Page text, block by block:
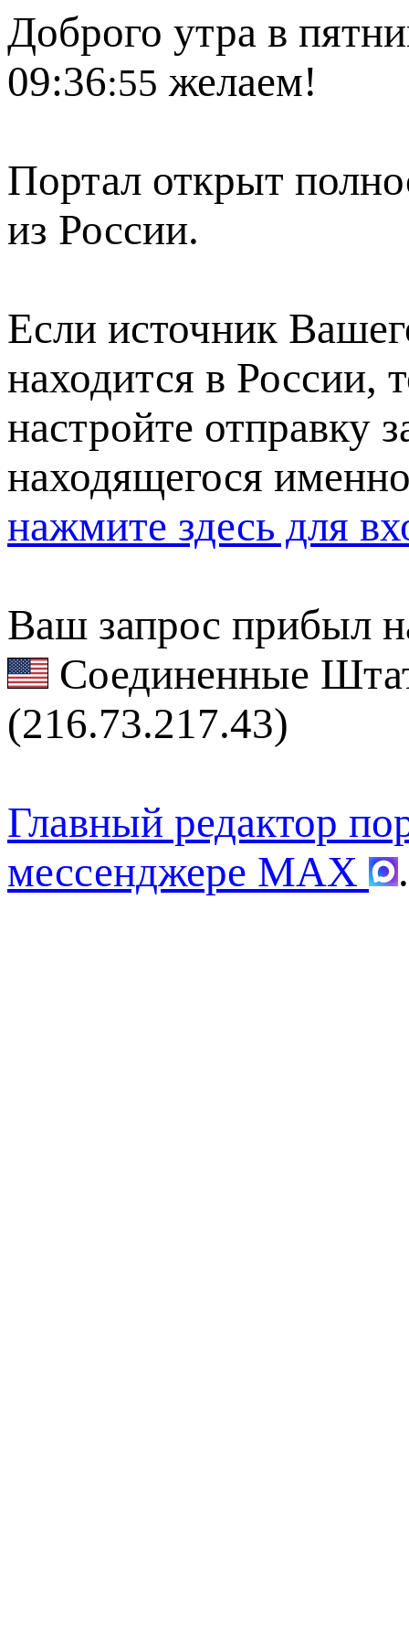
Доброго утра в
09:36:55 желаем!
Портал открыт
из России.
Если источник
находится в России,
настройте отправку
находящегося
нажмите здесь для
Ваш запрос прибыл
Соединенные
(216.73.217.43)
Главный редактор
мессенджере MAX
.